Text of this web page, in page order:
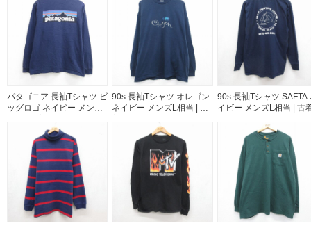
パタゴニア 長袖Tシャツ ビ
ッグロゴ ネイビー メンズL
90s 長袖Tシャツ オレゴン
ネイビー メンズL相当 | 古
90s 長袖Tシャツ SAFTA
イビー メンズL相当 | 古